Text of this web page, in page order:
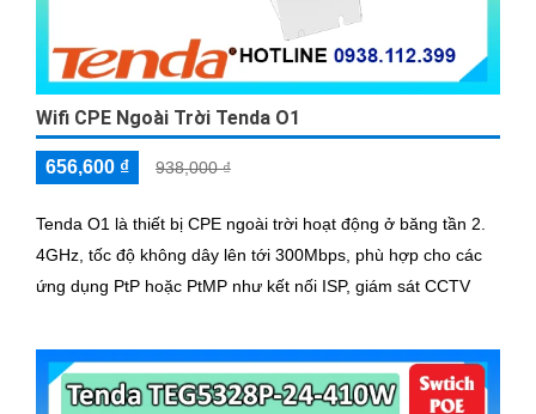
Wifi CPE Ngoài Trời Tenda O1
656,600 ₫ 938,000 ₫
Tenda O1 là thiết bị CPE ngoài trời hoạt động ở băng tần 2.
4GHz, tốc độ không dây lên tới 300Mbps, phù hợp cho các
ứng dụng PtP hoặc PtMP như kết nối ISP, giám sát CCTV